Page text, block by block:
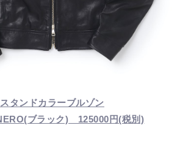
タンドカラーブルゾン
ブラック) 125000円(税別)